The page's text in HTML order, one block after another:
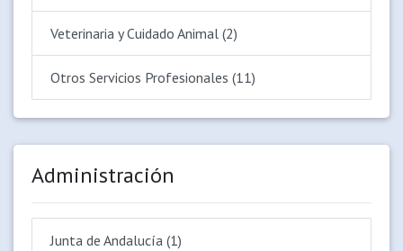
Veterinaria y Cuidado Animal (2)
Otros Servicios Profesionales (11)
Administración
Junta de Andalucía (1)